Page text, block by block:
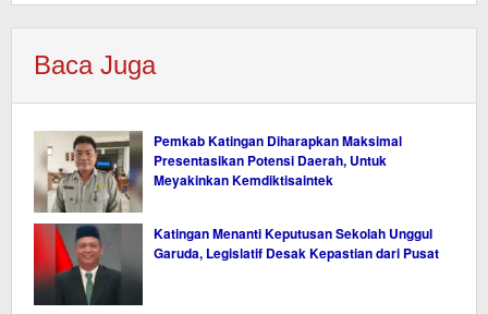
Baca Juga
Pemkab Katingan Diharapkan Maksimal
Presentasikan Potensi Daerah, Untuk
Meyakinkan Kemdiktisaintek
Katingan Menanti Keputusan Sekolah Unggul
Garuda, Legislatif Desak Kepastian dari Pusat